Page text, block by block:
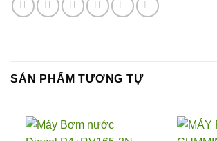
SẢN PHẨM TƯƠNG TỰ